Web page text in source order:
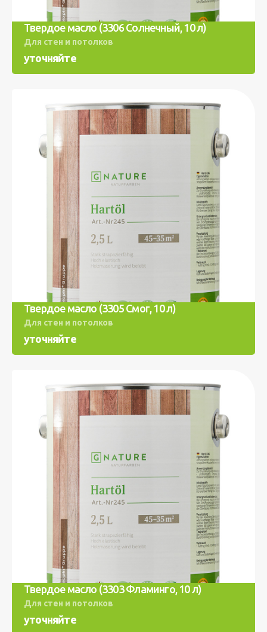
Твердое масло (3306 Солнечный, 10 л)
Для стен и потолков
уточняйте
Твердое масло (3305 Смог, 10 л)
Для стен и потолков
уточняйте
Твердое масло (3303 Фламинго, 10 л)
Для стен и потолков
уточняйте